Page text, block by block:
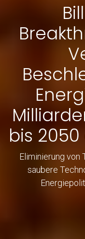
bis
Eliminierung von
saubere